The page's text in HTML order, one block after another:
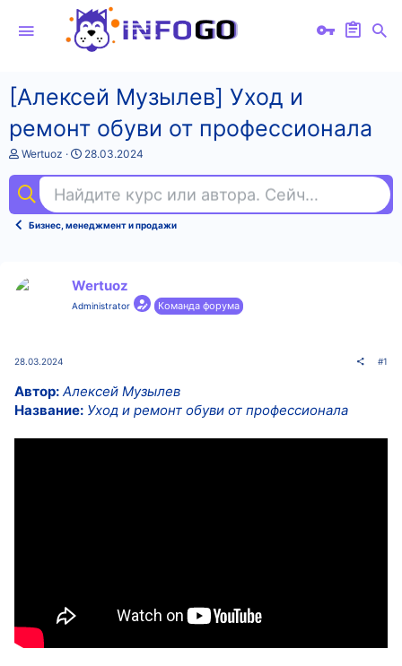
[Алексей Музылев] Уход и
ремонт обуви от профессионала
А
т
о
т
Wertuoz
Д
а
н
а
а
28.03.2024
Найдите курс или автора. Сейчас ищут
Бизнес, менеджмент и продажи
Wertuoz
Administrator Команда форума
28.03.2024 #1
Автор: Алексей Музылев
Название: Уход и ремонт обуви от профессионала